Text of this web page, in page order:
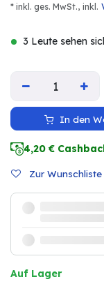
* inkl. ges. MwSt., inkl.
3 Leute sehen
In den
4,20 €
Zur
Auf Lager